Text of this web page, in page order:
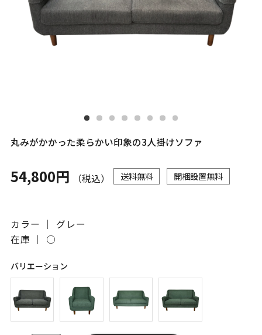
丸みがかかった柔らかい印象の3人掛けソファ
54,800円 （税込） 送料無料 開梱設置無料
カラー ｜ グレー
在庫 ｜ ○
バリエーション